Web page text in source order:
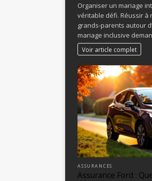
Organiser un mariage
véritable défi. Réussir
grands-parents autour
mariage inclusive
Voir article complet
ASSURANCES
Assurance Ford :